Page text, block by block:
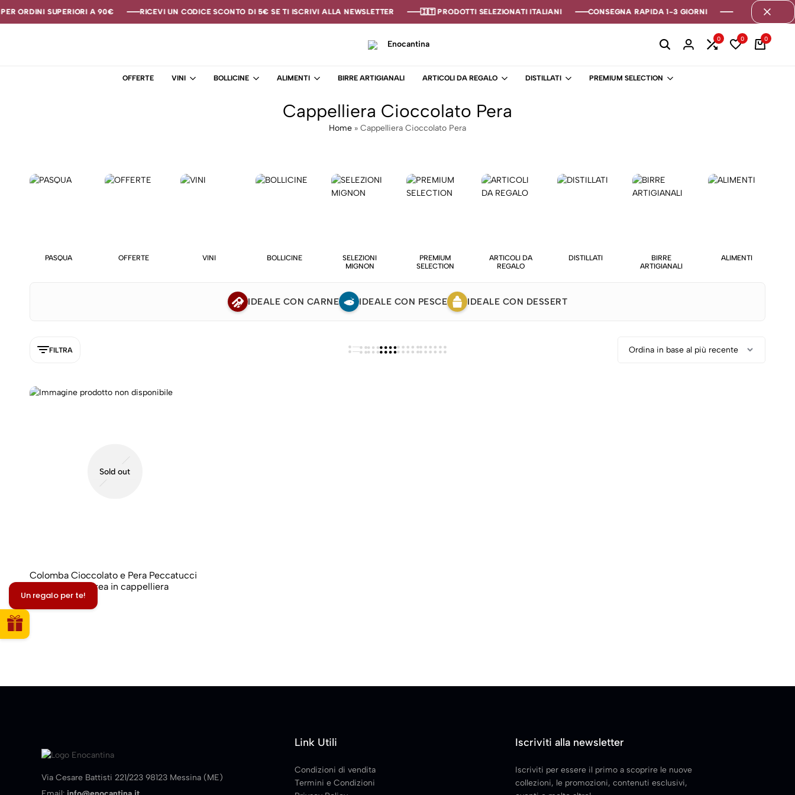
ORDINI SUPERIORI A 90€ RICEVI UN CODICE SCONTO DI 5€ SE TI ISCRIVI ALLA NEWSLETTER 🇮🇹 PRODOTTI SELEZIONATI ITALIANI CONSEGNA RAPIDA 1-3 GIORNI
ORDINI SUPERIORI A 90€ RICEVI UN CODICE SCONTO DI 5€ SE TI ISCRIVI ALLA NEWSLETTER 🇮🇹 PRODOTTI SELEZIONATI ITALIANI CONSEGNA RAPIDA 1-3 GIORNI
ORDINI SUPERIORI A 90€ RICEVI UN CODICE SCONTO DI 5€ SE TI ISCRIVI ALLA NEWSLETTER 🇮🇹 PRODOTTI SELEZIONATI ITALIANI CONSEGNA RAPIDA 1-3 GIORNI
cantina
–
Enoteca
0 0 0
OFFERTE VINI BOLLICINE ALIMENTI BIRRE ARTIGIANALI ARTICOLI DA REGALO DISTILLATI PREMIUM SELECTION
Cappelliera Cioccolato Pera
Home » Cappelliera Cioccolato Pera
PASQUA OFFERTE VINI BOLLICINE
SELEZIONI
MIGNON
PREMIUM
SELECTION
ARTICOLI DA
REGALO
DISTILLATI
BIRRE
ARTIGIANALI
ALIMENTI
IDEALE CON CARNE IDEALE CON PESCE IDEALE CON DESSERT
FILTRA
Sold out
Colomba Cioccolato e Pera Peccatucci
di Mamma Andrea in cappelliera
39,00
Via Cesare Battisti 221/223 98123 Messina (ME)
Link Utili
Condizioni di vendita
Termini e Condizioni
Iscriviti alla newsletter
Iscriviti per essere il primo a scoprire le nuove
collezioni, le promozioni, contenuti esclusivi,
Un regalo per te!